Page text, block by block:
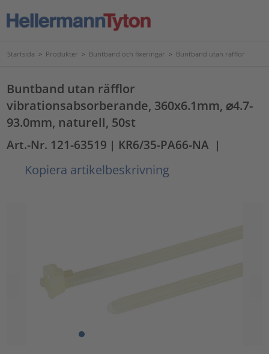
Startsida > Produkter > Buntband och fixeringar > Buntband utan räfflor
Buntband utan räfflor
vibrationsabsorberande, 360x6.1mm, ⌀4.7-
93.0mm, naturell, 50st
Art.-Nr. 121-63519 | KR6/35-PA66-NA |
Kopiera artikelbeskrivning